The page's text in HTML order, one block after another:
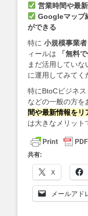
営業時間や最
Googleマップ
ができる
特に 小規模事業者
ィールは
「無料
まだ活用してい
に運用してみてく
特にBtoCビジネ
などの一般の方を
間や最新情報をリ
は大きなメリット
共有:
X
メールアド